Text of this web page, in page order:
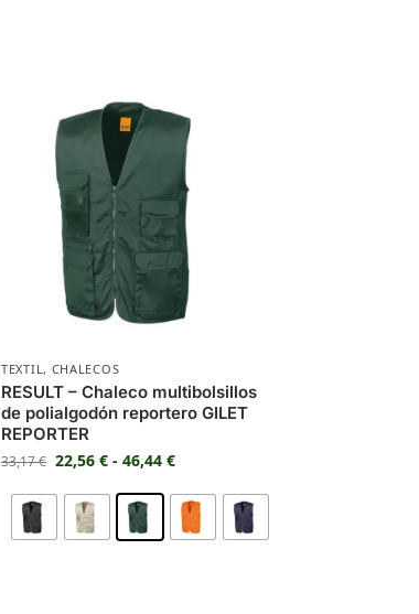
TEXTIL, CHALECOS
RESULT – Chaleco multibolsillos
de polialgodón reportero GILET
REPORTER
33,17€ 22,56€ - 46,44€